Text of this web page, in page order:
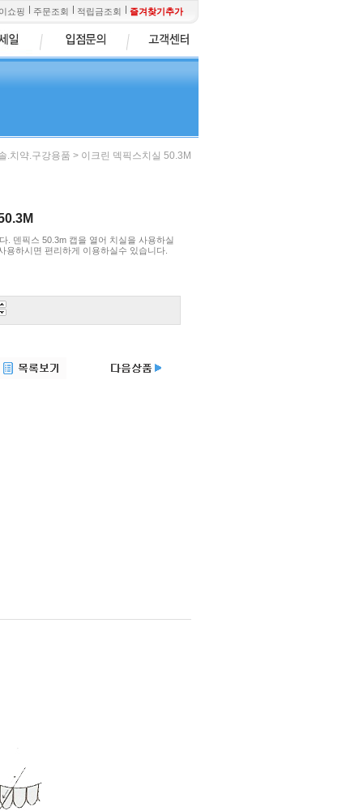
쇼핑 주문조회 적립금조회 즐겨찾기추가
.치약.구강용품 > 이크린 덱픽스치실 50.3M
. 덴픽스 50.3m 캡을 열어 치실을 사용하실
용하시면 편리하게 이용하실수 있습니다.